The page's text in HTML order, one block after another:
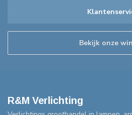
Bekijk onze
R&M Verlichting